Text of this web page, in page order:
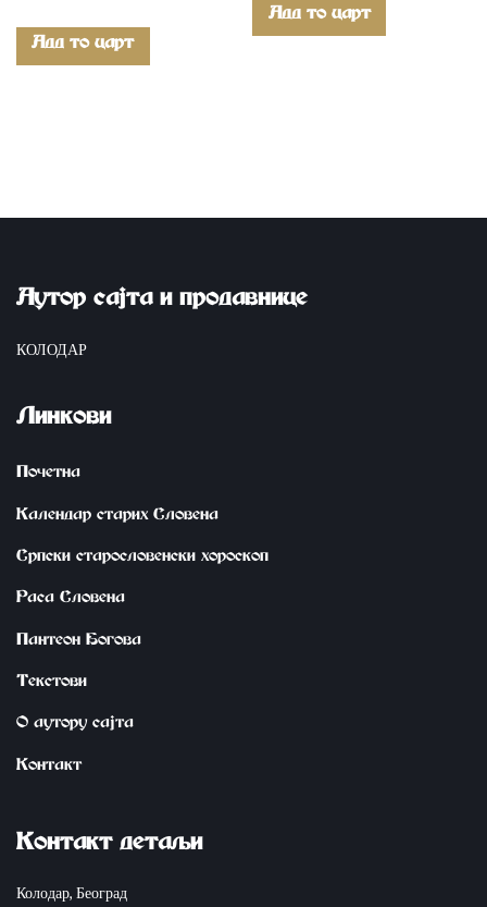
Add to cart
Add to cart
Аутор сајта и продавнице
КОЛОДАР
Линкови
Почетна
Календар старих Словена
Српски старословенски хороскоп
Раса Словена
Пантеон Богова
Tekstovi
О аутору сајта
Контакт
Kontakt detaqi
Колодар, Београд